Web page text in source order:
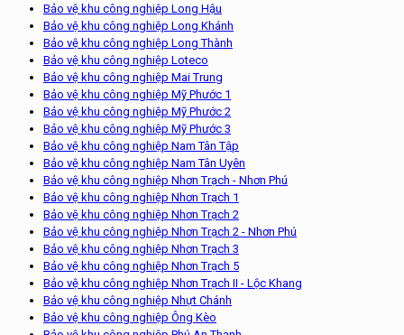
Bảo vệ khu công nghiệp Long Hậu
Bảo vệ khu công nghiệp Long Khánh
Bảo vệ khu công nghiệp Long Thành
Bảo vệ khu công nghiệp Loteco
Bảo vệ khu công nghiệp Mai Trung
Bảo vệ khu công nghiệp Mỹ Phước 1
Bảo vệ khu công nghiệp Mỹ Phước 2
Bảo vệ khu công nghiệp Mỹ Phước 3
Bảo vệ khu công nghiệp Nam Tân Tập
Bảo vệ khu công nghiệp Nam Tân Uyên
Bảo vệ khu công nghiệp Nhơn Trạch - Nhơn Phú
Bảo vệ khu công nghiệp Nhơn Trạch 1
Bảo vệ khu công nghiệp Nhơn Trạch 2
Bảo vệ khu công nghiệp Nhơn Trạch 2 - Nhơn Phú
Bảo vệ khu công nghiệp Nhơn Trạch 3
Bảo vệ khu công nghiệp Nhơn Trạch 5
Bảo vệ khu công nghiệp Nhơn Trạch II - Lộc Khang
Bảo vệ khu công nghiệp Nhựt Chánh
Bảo vệ khu công nghiệp Ông Kèo